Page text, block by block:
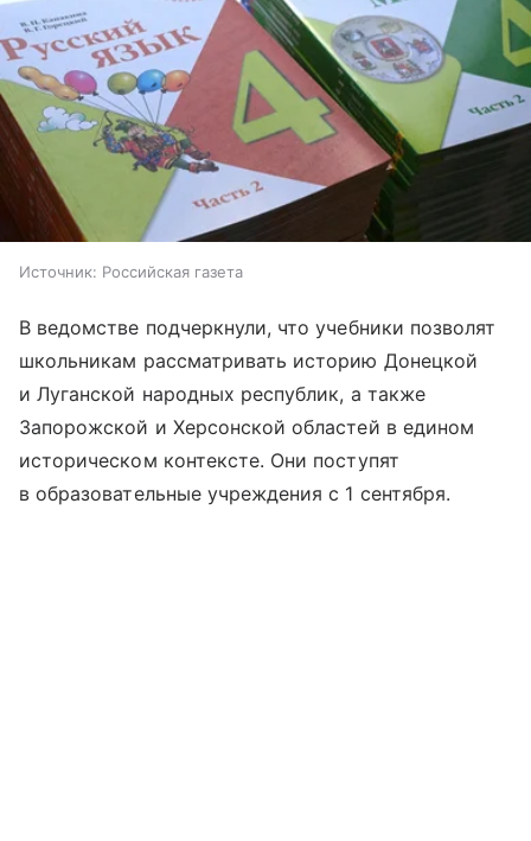
Источник: Российская газета
В ведомстве подчеркнули, что учебники позволят
школьникам рассматривать историю Донецкой
и Луганской народных республик, а также
Запорожской и Херсонской областей в едином
историческом контексте. Они поступят
в образовательные учреждения с 1 сентября.